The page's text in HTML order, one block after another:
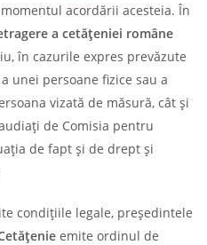
acordării acesteia. În
a cetățeniei române
în cazurile expres prevăzute
unei persoane fizice sau a
vizată de măsură, cât și
de Comisia pentru
de fapt și de drept și
condițiile legale, președintele
emite ordinul de